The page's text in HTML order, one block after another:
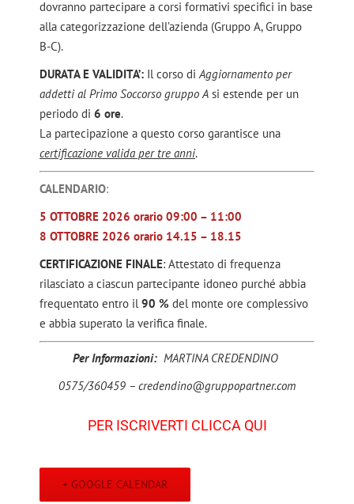
dovranno partecipare a corsi formativi specifici in base
alla categorizzazione dell’azienda (Gruppo A, Gruppo
B-C).
DURATA E VALIDITA’: Il corso diAggiornamento per
addetti al Primo Soccorso gruppo A si estende per un
periodo di 6 ore.
La partecipazione a questo corso garantisce una
certificazione valida per tre anni.
CALENDARIO:
5 OTTOBRE 2026 orario 09:00 – 11:00
8 OTTOBRE 2026 orario 14.15 – 18.15
CERTIFICAZIONE FINALE: Attestato di frequenza
rilasciato a ciascun partecipante idoneo purché abbia
frequentato entro il 90 % del monte ore complessivo
e abbia superato la verifica finale.
Per Informazioni: MARTINA CREDENDINO
0575/360459 – credendino@gruppopartner.com
PER ISCRIVERTI CLICCA QUI
+ GOOGLE CALENDAR